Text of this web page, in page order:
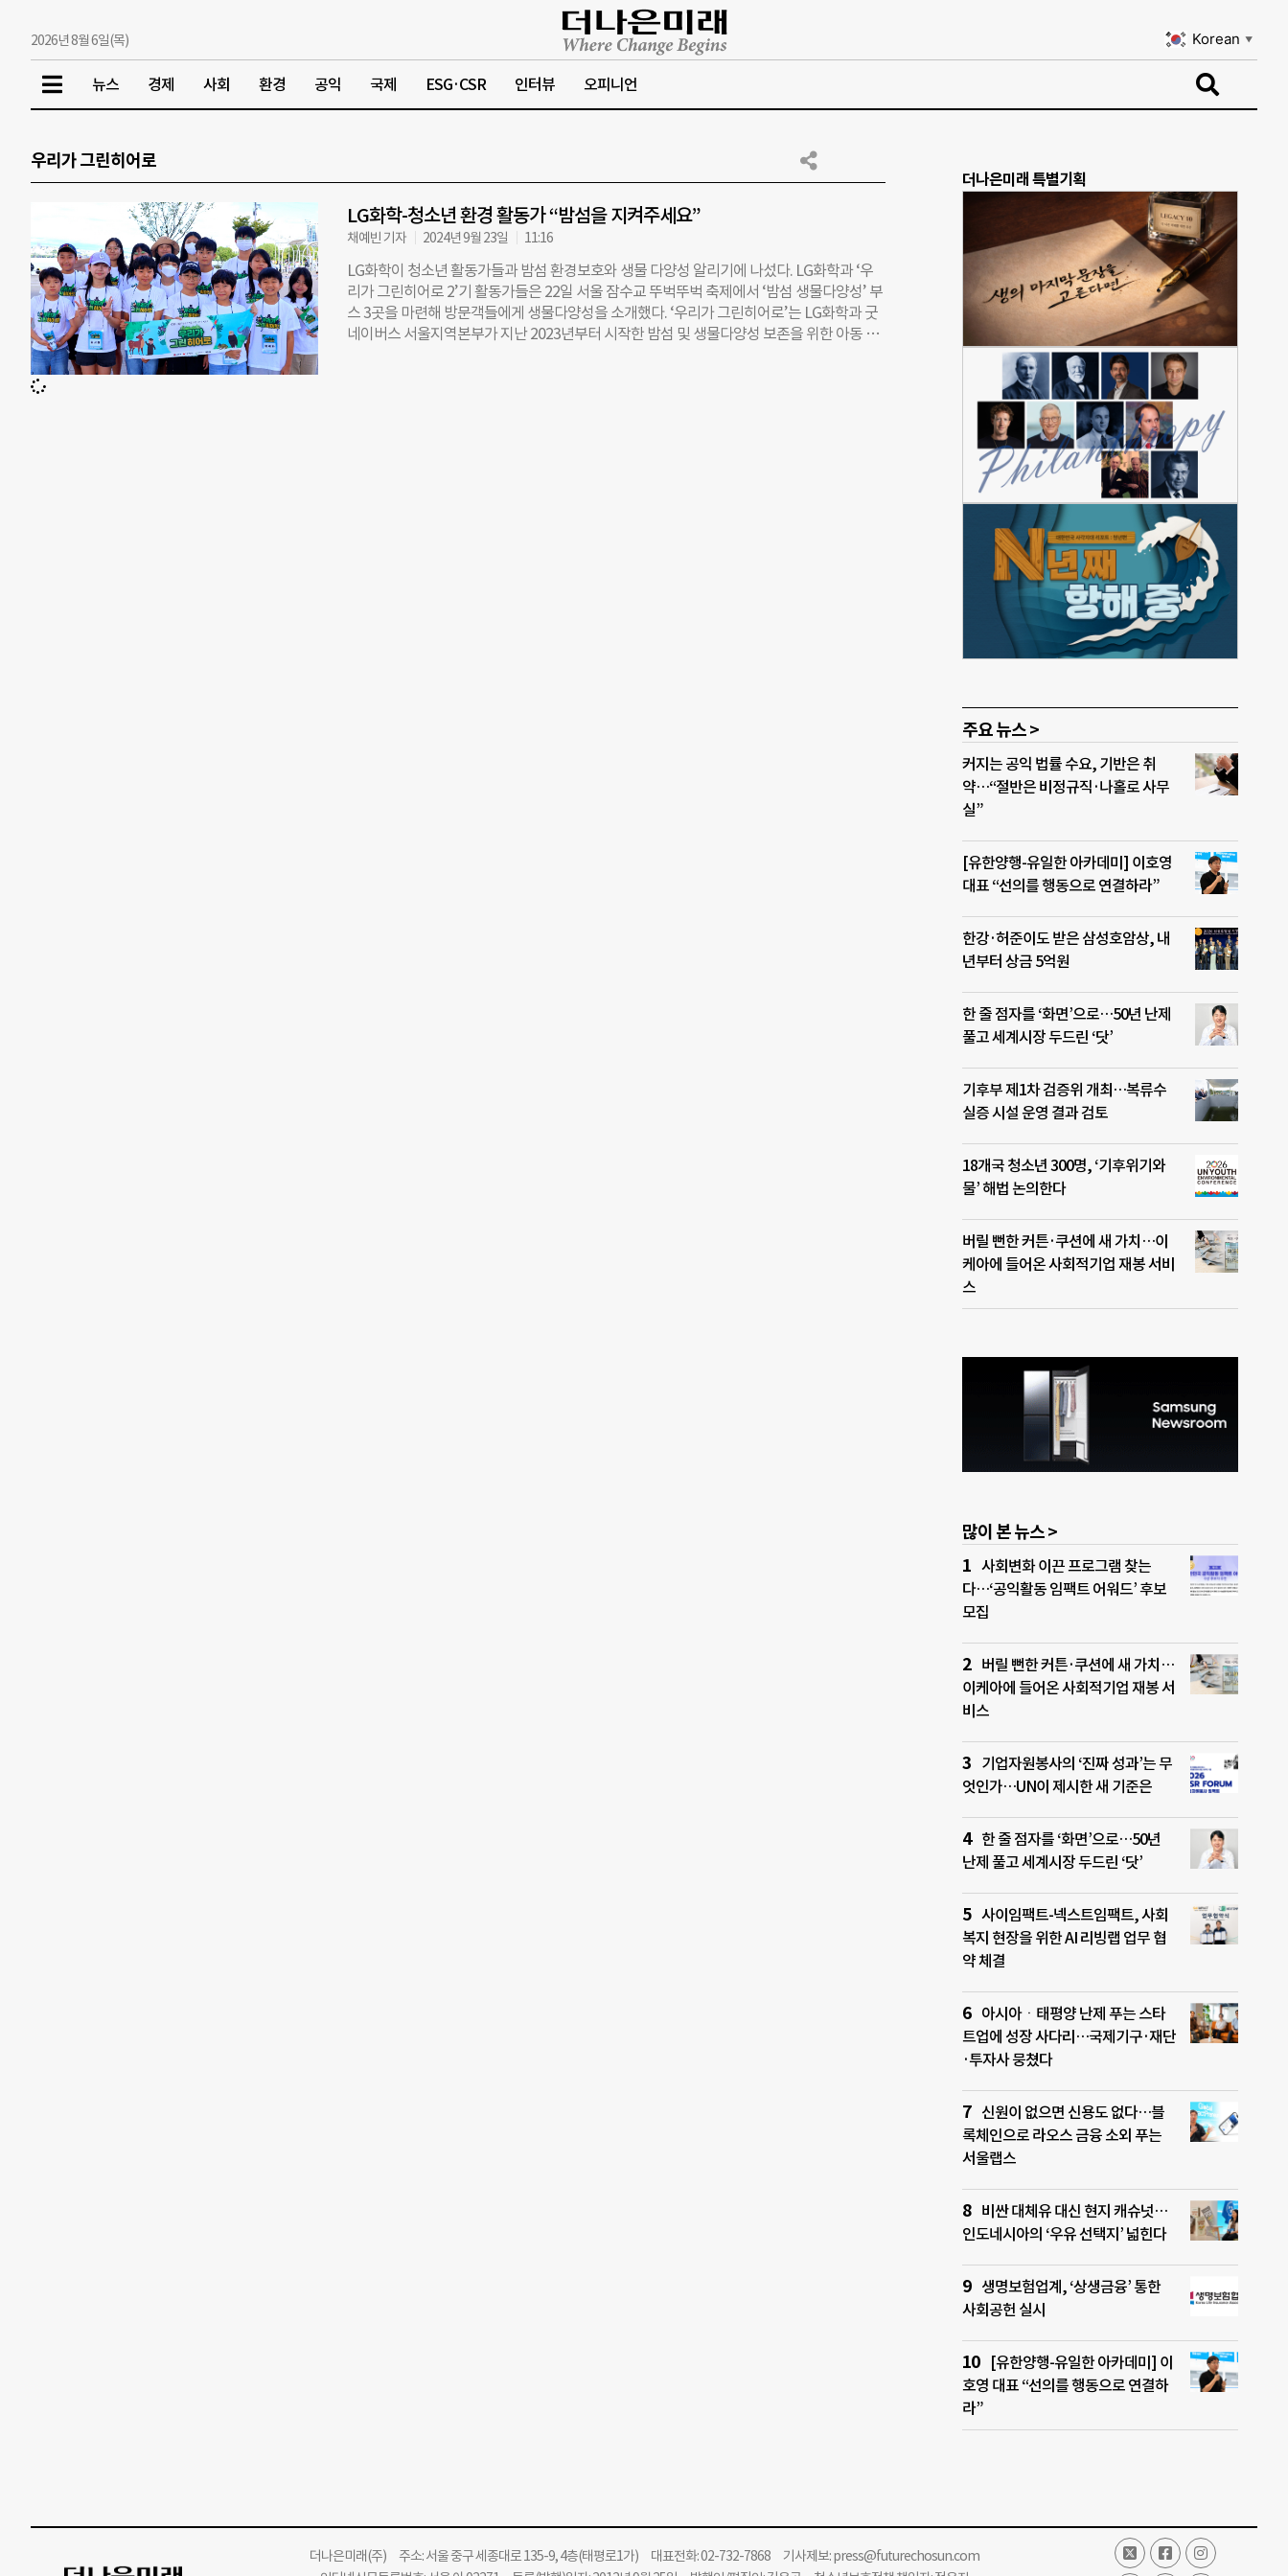
2026년 8월 6일(목) Korean ▼
뉴스 경제 사회 환경 공익 국제 ESG·CSR 인터뷰 오피니언
우리가 그린히어로
LG화학-청소년 환경 활동가 “밤섬을 지켜주세요”
채예빈 기자 2024년 9월 23일 11:16
LG화학이 청소년 활동가들과 밤섬 환경보호와 생물 다양성 알리기에 나섰다. LG화학과 ‘우
리가 그린히어로 2’기 활동가들은 22일 서울 잠수교 뚜벅뚜벅 축제에서 ‘밤섬 생물다양성’ 부
스 3곳을 마련해 방문객들에게 생물다양성을 소개했다. ‘우리가 그린히어로’는 LG화학과 굿
네이버스 서울지역본부가 지난 2023년부터 시작한 밤섬 및 생물다양성 보존을 위한 아동 청
더나은미래 특별기획
주요 뉴스 >
커지는 공익 법률 수요, 기반은 취
약…“절반은 비정규직·나홀로 사무
실”
[유한양행-유일한 아카데미] 이호영
대표 “선의를 행동으로 연결하라”
한강·허준이도 받은 삼성호암상, 내
년부터 상금 5억원
한 줄 점자를 ‘화면’으로…50년 난제
풀고 세계시장 두드린 ‘닷’
기후부 제1차 검증위 개최…복류수
실증 시설 운영 결과 검토
18개국 청소년 300명, ‘기후위기와
물’ 해법 논의한다
버릴 뻔한 커튼·쿠션에 새 가치…이
케아에 들어온 사회적기업 재봉 서비
스
많이 본 뉴스 >
사회변화 이끈 프로그램 찾는
다…‘공익활동 임팩트 어워드’ 후보
모집
버릴 뻔한 커튼·쿠션에 새 가치…
이케아에 들어온 사회적기업 재봉 서
비스
기업자원봉사의 ‘진짜 성과’는 무
엇인가…UN이 제시한 새 기준은
한 줄 점자를 ‘화면’으로…50년
난제 풀고 세계시장 두드린 ‘닷’
사이임팩트-넥스트임팩트, 사회
복지 현장을 위한 AI 리빙랩 업무 협
약 체결
아시아ㆍ태평양 난제 푸는 스타
트업에 성장 사다리…국제기구·재단
·투자사 뭉쳤다
신원이 없으면 신용도 없다…블
록체인으로 라오스 금융 소외 푸는
서울랩스
비싼 대체유 대신 현지 캐슈넛…
인도네시아의 ‘우유 선택지’ 넓힌다
생명보험업계, ‘상생금융’ 통한
사회공헌 실시
[유한양행-유일한 아카데미] 이
호영 대표 “선의를 행동으로 연결하
라”
더나은미래(주)주소: 서울 중구 세종대로 135-9, 4층(태평로1가) 대표전화: 02-732-7868 기사제보:press@futurechosun.com